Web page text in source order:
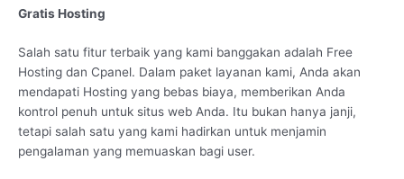
Gratis Hosting
Salah satu fitur terbaik yang kami banggakan adalah Free
Hosting dan Cpanel. Dalam paket layanan kami, Anda akan
mendapati Hosting yang bebas biaya, memberikan Anda
kontrol penuh untuk situs web Anda. Itu bukan hanya janji,
tetapi salah satu yang kami hadirkan untuk menjamin
pengalaman yang memuaskan bagi user.